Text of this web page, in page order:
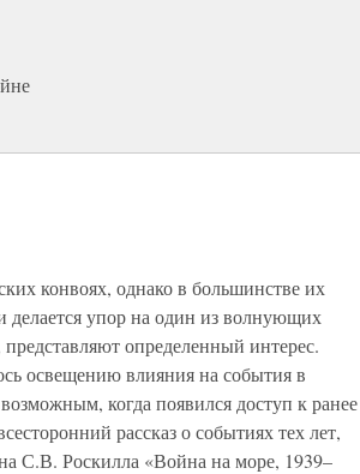
конвоях, однако в большинстве их
делается упор на один из волнующих
определенный интерес.
освещению влияния на события в
когда появился доступ к ранее
рассказ о событиях тех лет,
С.В. Роскилла «Война на море, 1939–